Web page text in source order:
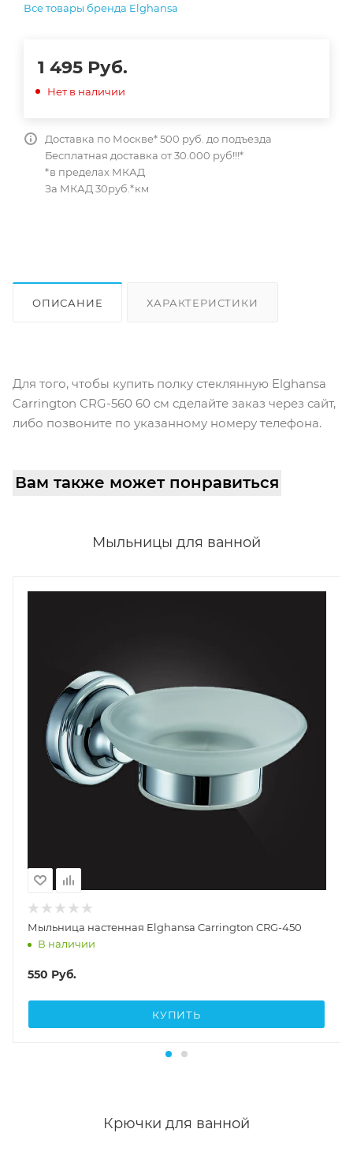
Все товары бренда Elghansa
1 495 Руб.
Нет в наличии
Доставка по Москве* 500 руб. до подъезда
Бесплатная доставка от 30.000 руб!!!*
*в пределах МКАД
За МКАД 30руб.*км
ОПИСАНИЕ ХАРАКТЕРИСТИКИ
Для того, чтобы купить полку стеклянную Elghansa
Carrington CRG-560 60 см сделайте заказ через сайт,
либо позвоните по указанному номеру телефона.
Вам также может понравиться
Мыльницы для ванной
Мыльница настенная Elghansa Carrington CRG-450
В наличии
550 Руб.
КУПИТЬ
Крючки для ванной